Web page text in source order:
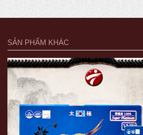
Thông tin sản phẩm:
SẢN PHẨM KHÁC